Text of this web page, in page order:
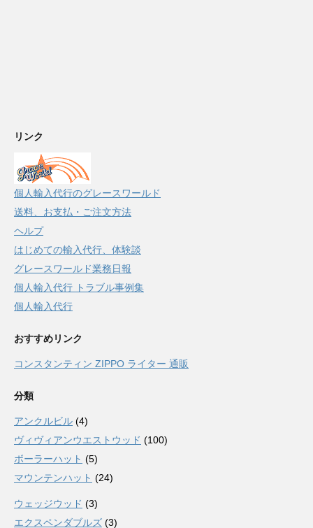
リンク
個人輸入代行のグレースワールド
送料、お支払・ご注文方法
ヘルプ
はじめての輸入代行、体験談
グレースワールド業務日報
個人輸入代行 トラブル事例集
個人輸入代行
おすすめリンク
コンスタンティン ZIPPO ライター 通販
分類
アンクルビル (4)
ヴィヴィアンウエストウッド (100)
ボーラーハット (5)
マウンテンハット (24)
ウェッジウッド (3)
エクスペンダブルズ (3)